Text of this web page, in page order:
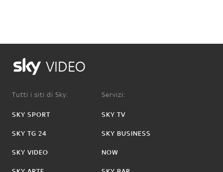
VIDEO
Tutti i siti di Sky:
SKY SPORT
SKY TG 24
SKY VIDEO
Servizi:
SKY TV
SKY BUSINESS
NOW